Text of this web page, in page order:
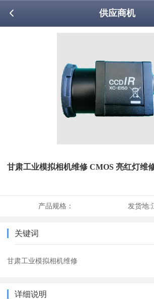
供应商机
甘肃工业模拟相机维修 CMOS 亮红灯维
产品规格： 发货地:
关键词
甘肃工业模拟相机维修
详细说明